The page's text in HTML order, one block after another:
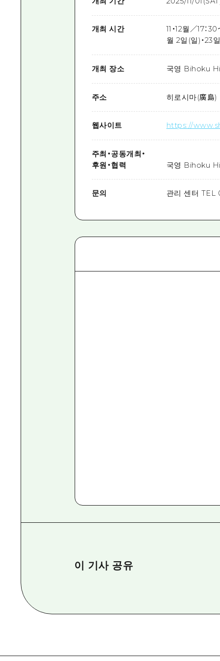
개최 시간
11・12월／17：
월 2일(일)・23
개최 장소 국영 Bihoku
주소 히로시마(廣島
웹사이트 https://
주최 ・공동개최 ・
후원 ・협력 국영 Bihoku
문의 관리 센터
이 기사 공유